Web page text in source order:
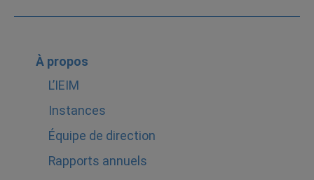
À propos
L’IEIM
Instances
Équipe de direction
Rapports annuels